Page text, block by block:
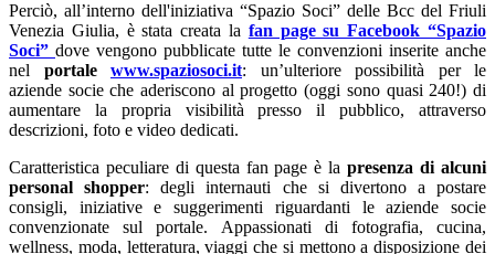
Perciò, all’interno dell'iniziativa “Spazio Soci” delle Bcc del Friuli
Venezia Giulia, è stata creata la fan page su Facebook “Spazio
Soci” dove vengono pubblicate tutte le convenzioni inserite anche
nel portale www.spaziosoci.it: un’ulteriore possibilità per le
aziende socie che aderiscono al progetto (oggi sono quasi 240!) di
aumentare la propria visibilità presso il pubblico, attraverso
descrizioni, foto e video dedicati.
Caratteristica peculiare di questa fan page è lapresenza di alcuni
personal shopper: degli internauti che si divertono a postare
consigli, iniziative e suggerimenti riguardanti le aziende socie
convenzionate sul portale. Appassionati di fotografia, cucina,
wellness, moda, letteratura, viaggi che si mettono a disposizione dei